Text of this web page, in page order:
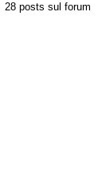
28 posts sul forum